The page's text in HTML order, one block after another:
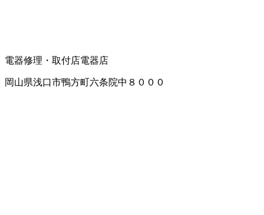
電器修理・取付店電器店
岡山県浅口市鴨方町六条院中８０００